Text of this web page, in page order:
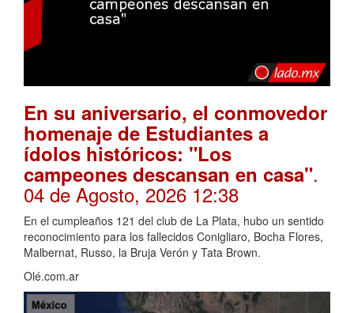
En su aniversario, el conmovedor
homenaje de Estudiantes a
ídolos históricos: "Los
campeones descansan en casa".
04 de Agosto, 2026 12:38
En el cumpleaños 121 del club de La Plata, hubo un sentido
reconocimiento para los fallecidos Conigliaro, Bocha Flores,
Malbernat, Russo, la Bruja Verón y Tata Brown.
Olé.com.ar